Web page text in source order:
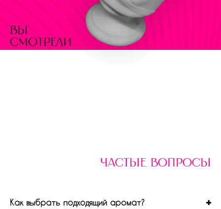
вы
смотрели
частые вопросы
Как выбрать подходящий аромат?